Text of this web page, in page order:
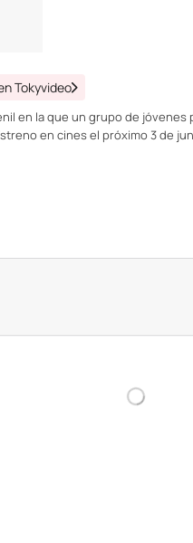
Tokyvideo
en la que un grupo de
en cines el próximo 3 de